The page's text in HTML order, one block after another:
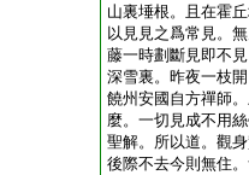
山裏埵根。且在霍
以見見之爲常見。
藤一時劃斷見即不
深雪裏。昨夜一枝開
饒州安國自方禪師
麼。一切見成不用
聖解。所以道。觀
後際不去今則無住